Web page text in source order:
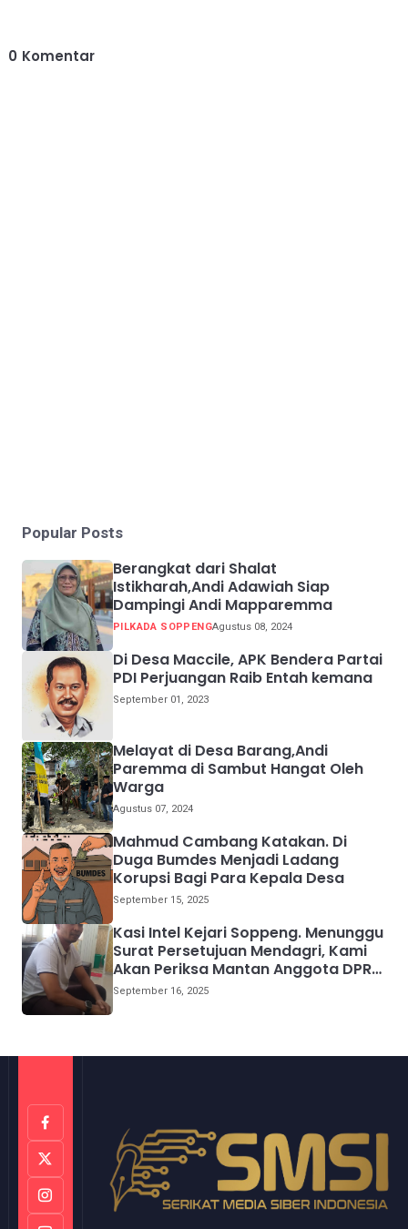
0 Komentar
Popular Posts
Berangkat dari Shalat
Istikharah,Andi Adawiah Siap
Dampingi Andi Mapparemma
PILKADA SOPPENGAgustus 08, 2024
Di Desa Maccile, APK Bendera Partai
PDI Perjuangan Raib Entah kemana
September 01, 2023
Melayat di Desa Barang,Andi
Paremma di Sambut Hangat Oleh
Warga
Agustus 07, 2024
Mahmud Cambang Katakan. Di
Duga Bumdes Menjadi Ladang
Korupsi Bagi Para Kepala Desa
September 15, 2025
Kasi Intel Kejari Soppeng. Menunggu
Surat Persetujuan Mendagri, Kami
Akan Periksa Mantan Anggota DPRD
Provinsi Sulsel
September 16, 2025